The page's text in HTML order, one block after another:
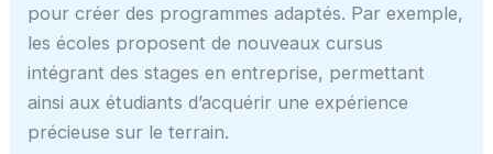
pour créer des programmes adaptés. Par exemple,
les écoles proposent de nouveaux cursus
intégrant des stages en entreprise, permettant
ainsi aux étudiants d’acquérir une expérience
précieuse sur le terrain.